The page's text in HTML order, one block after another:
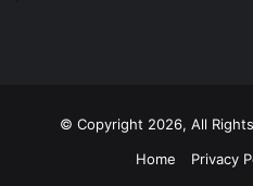
© Copyright 2026, All
Home
Privacy